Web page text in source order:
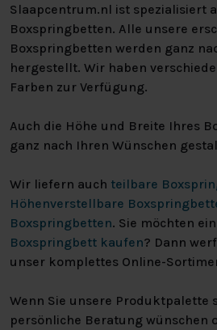
Slaapcentrum.nl ist spezialisiert
Boxspringbetten. Alle unsere
Boxspringbetten werden ganz
hergestellt. Wir haben
Farben zur Verfügung.
Auch die Höhe und Breite Ihres
ganz nach Ihren Wünschen
Wir liefern auch teilbare
Höhenverstellbare
Boxspringbetten. Sie möchten
Boxspringbett kaufen? Dann
unser komplettes Online-
Wenn Sie unsere Produktpalette
persönliche Beratung wünschen